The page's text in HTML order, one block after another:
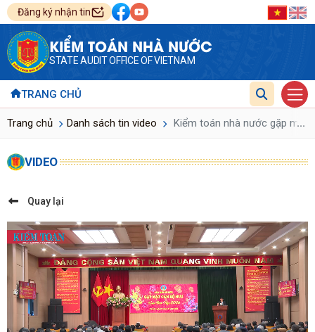
Đăng ký nhận tin
KIỂM TOÁN NHÀ NƯỚC
STATE AUDIT OFFICE OF VIETNAM
TRANG CHỦ
Trang chủ Danh sách tin video Kiểm toán nhà nước gặp mặt
...
VIDEO
Quay lại